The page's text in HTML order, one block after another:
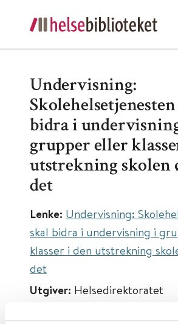
Undervisning:
bidra i
grupper eller
utstrekning skolen
det
Lenke: Undervisning:
skal bidra i undervisning i
klasser i den utstrekning
det
Utgiver: Helsedirektoratet